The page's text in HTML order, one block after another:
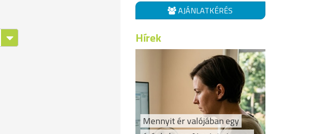
AJÁNLATKÉRÉS
Hírek
Mennyit ér valójában egy